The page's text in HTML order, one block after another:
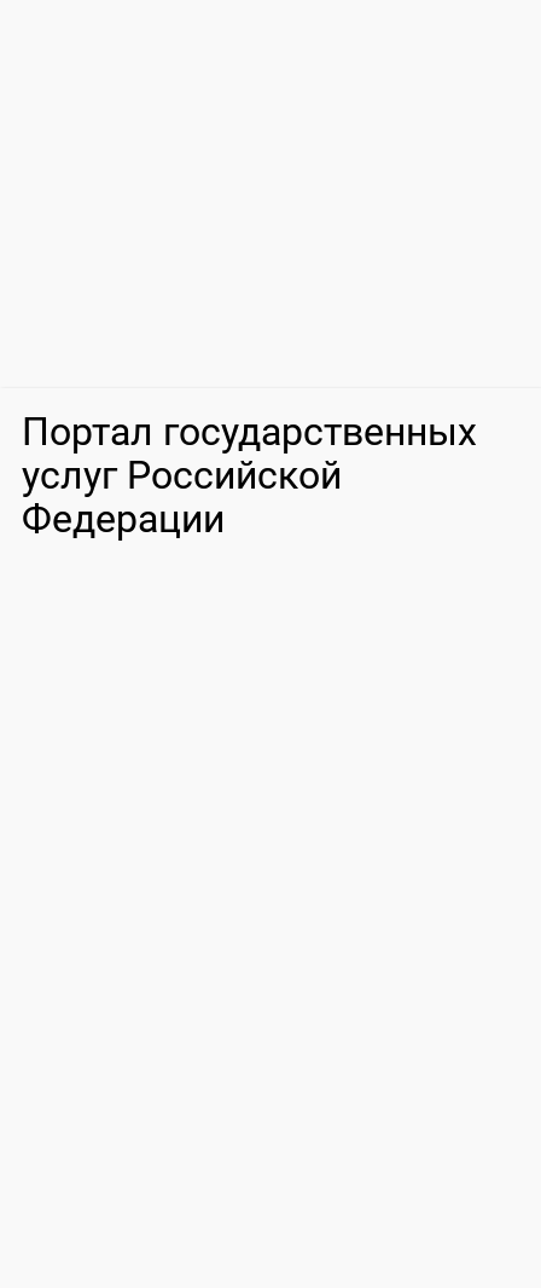
Портал государственных
услуг Российской
Федерации